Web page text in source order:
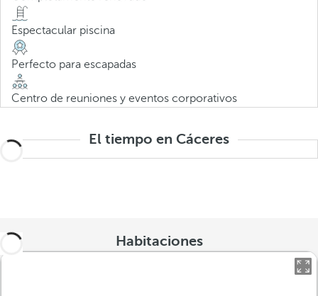
Espectacular piscina
Perfecto para escapadas
Centro de reuniones y eventos corporativos
El tiempo en Cáceres
Habitaciones